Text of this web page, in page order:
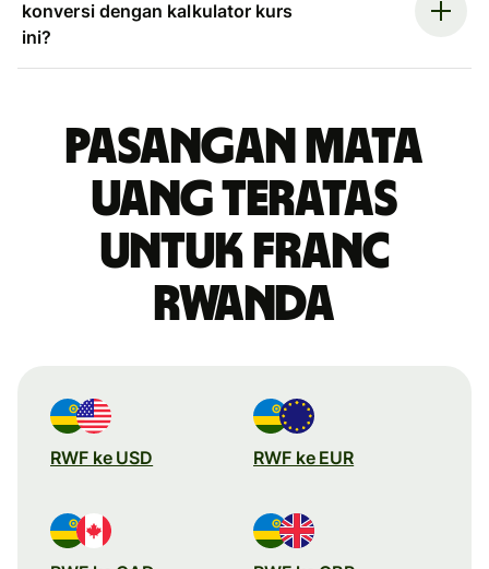
konversi dengan kalkulator kurs
ini?
Pasangan mata
uang teratas
untuk franc
Rwanda
RWF ke USD RWF ke EUR